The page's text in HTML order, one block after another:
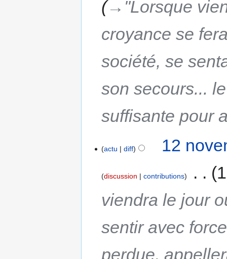
→‎"Lorsque
croyance se
société, se
son secours...
suffisante pour
actu diff 12
discussion contributions
viendra le jour
sentir avec
perdue,